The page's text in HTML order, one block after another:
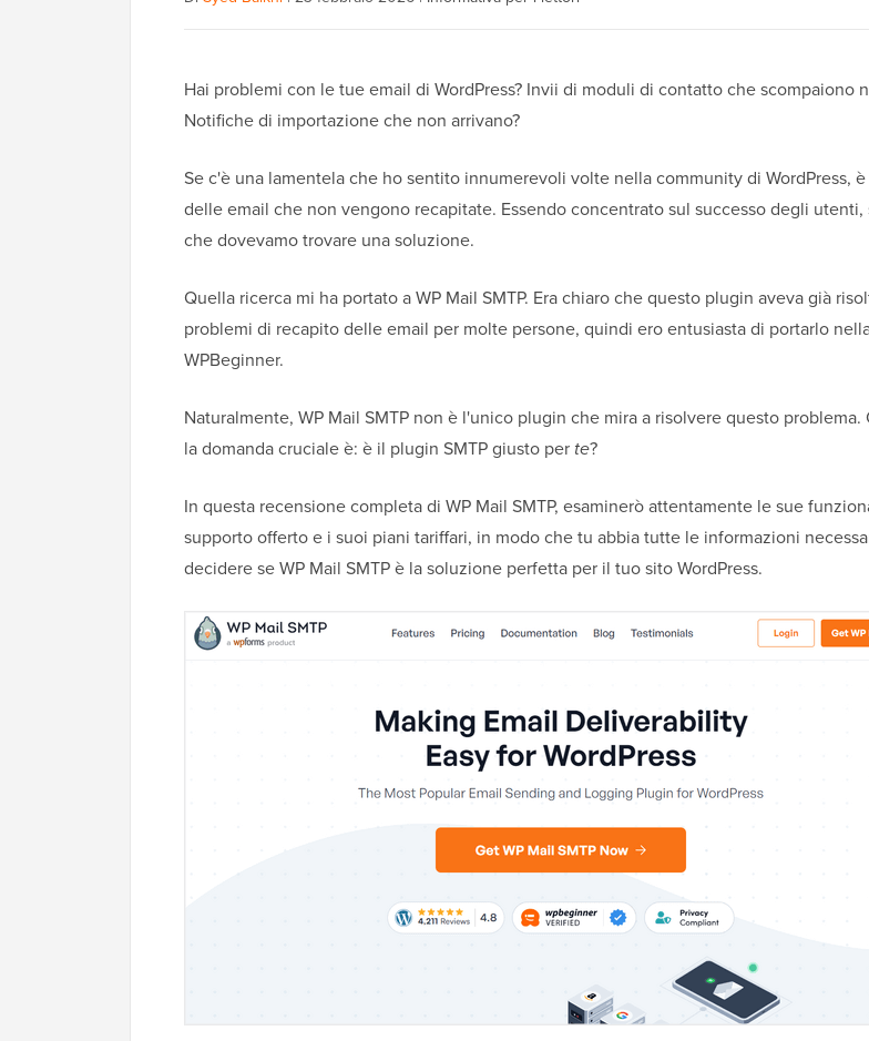
Hai problemi con le tue email di WordPress? Invii di moduli di contatto che scompaiono
Notifiche di importazione che non arrivano?
Se c'è una lamentela che ho sentito innumerevoli volte nella community di WordPress,
delle email che non vengono recapitate. Essendo concentrato sul successo degli utenti,
che dovevamo trovare una soluzione.
Quella ricerca mi ha portato a WP Mail SMTP. Era chiaro che questo plugin aveva già
problemi di recapito delle email per molte persone, quindi ero entusiasta di portarlo
WPBeginner.
Naturalmente, WP Mail SMTP non è l'unico plugin che mira a risolvere questo problema.
la domanda cruciale è: è il plugin SMTP giusto per te?
In questa recensione completa di WP Mail SMTP, esaminerò attentamente le sue
supporto offerto e i suoi piani tariffari, in modo che tu abbia tutte le informazioni
decidere se WP Mail SMTP è la soluzione perfetta per il tuo sito WordPress.